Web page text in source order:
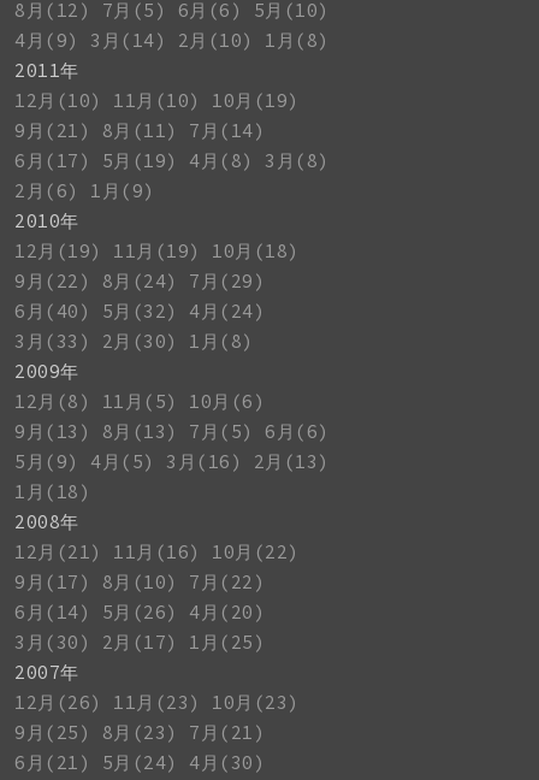
8月(12)
7月(5) 6月(6)
5月(10)
4月(9)
3月(14) 2月(10)
1月(8)
2011年
12月(10)
11月(10)
10月(19)
9月(21)
8月(11)
7月(14)
6月(17)
5月(19) 4月(8)
3月(8)
2月(6)
1月(9)
2010年
12月(19)
11月(19)
10月(18)
9月(22)
8月(24)
7月(29)
6月(40)
5月(32)
4月(24)
3月(33)
2月(30)
1月(8)
2009年
12月(8)
11月(5)
10月(6)
9月(13)
8月(13) 7月(5)
6月(6)
5月(9)
4月(5) 3月(16)
2月(13)
1月(18)
2008年
12月(21)
11月(16)
10月(22)
9月(17)
8月(10)
7月(22)
6月(14)
5月(26)
4月(20)
3月(30)
2月(17)
1月(25)
2007年
12月(26)
11月(23)
10月(23)
9月(25)
8月(23)
7月(21)
6月(21)
5月(24)
4月(30)